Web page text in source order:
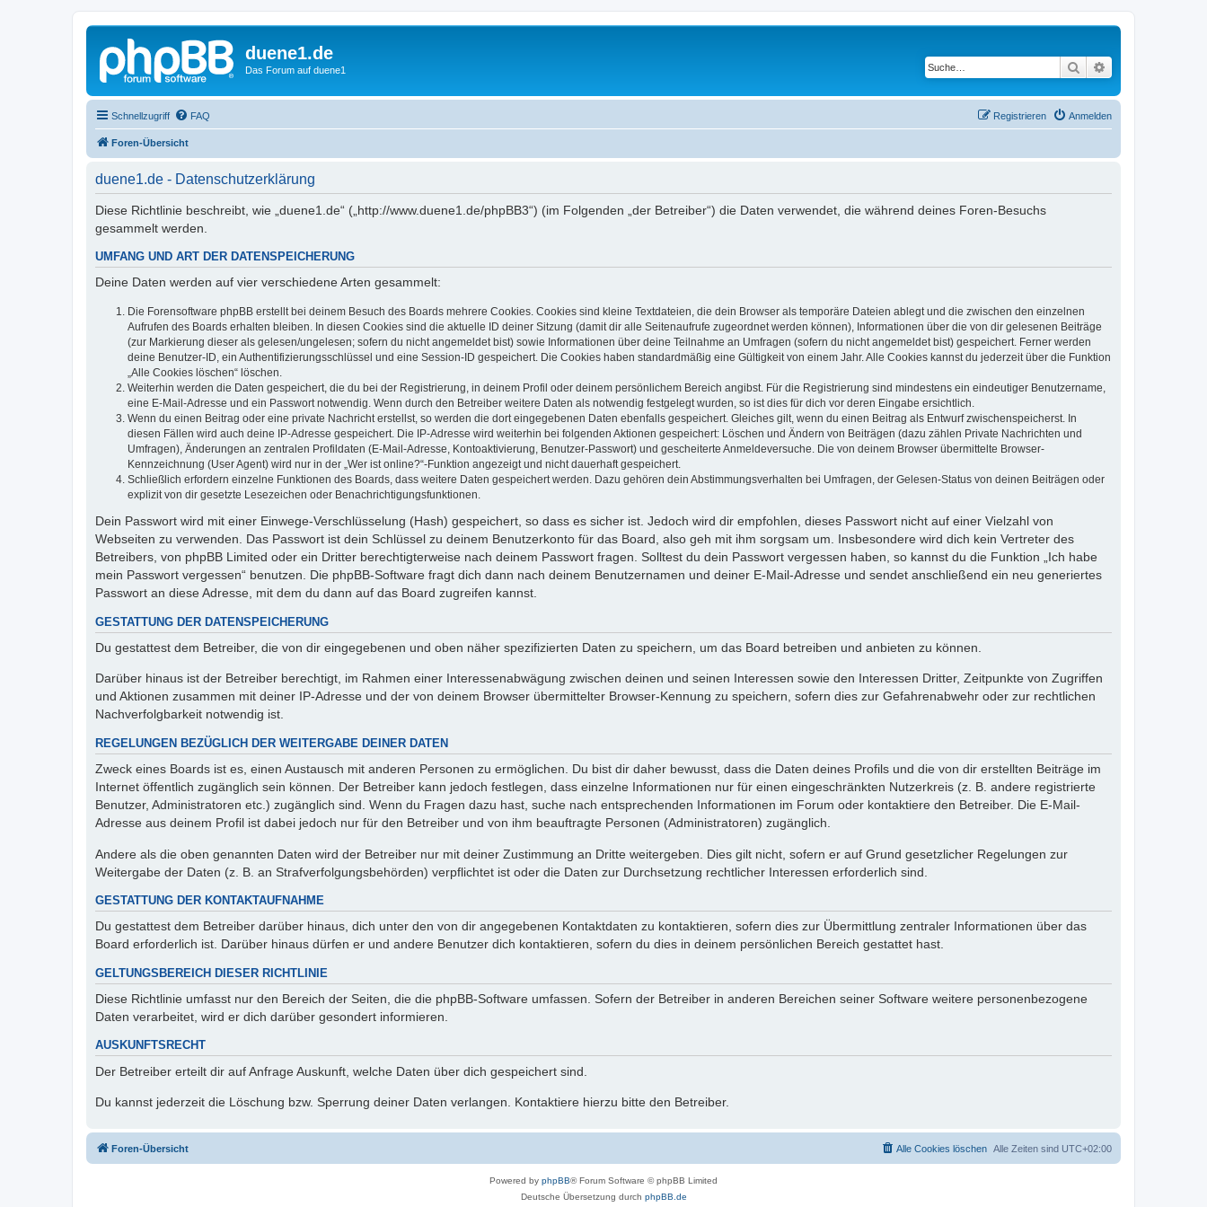
duene1.de
Das Forum auf duene1 Suche
Schnellzugriff FAQ Anmelden
Registrieren
Foren-Übersicht
duene1.de - Datenschutzerklärung
Diese Richtlinie beschreibt, wie „duene1.de“ („http://www.duene1.de/phpBB3“) (im Folgenden „der Betreiber“) die Daten verwendet, die während deines Foren-Besuchs
gesammelt werden.
UMFANG UND ART DER DATENSPEICHERUNG
Deine Daten werden auf vier verschiedene Arten gesammelt:
Die Forensoftware phpBB erstellt bei deinem Besuch des Boards mehrere Cookies. Cookies sind kleine Textdateien, die dein Browser als temporäre Dateien ablegt und die zwischen den einzelnen
Aufrufen des Boards erhalten bleiben. In diesen Cookies sind die aktuelle ID deiner Sitzung (damit dir alle Seitenaufrufe zugeordnet werden können), Informationen über die von dir gelesenen Beiträge
(zur Markierung dieser als gelesen/ungelesen; sofern du nicht angemeldet bist) sowie Informationen über deine Teilnahme an Umfragen (sofern du nicht angemeldet bist) gespeichert. Ferner werden
deine Benutzer-ID, ein Authentifizierungsschlüssel und eine Session-ID gespeichert. Die Cookies haben standardmäßig eine Gültigkeit von einem Jahr. Alle Cookies kannst du jederzeit über die Funktion
„Alle Cookies löschen“ löschen.
Weiterhin werden die Daten gespeichert, die du bei der Registrierung, in deinem Profil oder deinem persönlichem Bereich angibst. Für die Registrierung sind mindestens ein eindeutiger Benutzername,
eine E-Mail-Adresse und ein Passwort notwendig. Wenn durch den Betreiber weitere Daten als notwendig festgelegt wurden, so ist dies für dich vor deren Eingabe ersichtlich.
Wenn du einen Beitrag oder eine private Nachricht erstellst, so werden die dort eingegebenen Daten ebenfalls gespeichert. Gleiches gilt, wenn du einen Beitrag als Entwurf zwischenspeicherst. In
diesen Fällen wird auch deine IP-Adresse gespeichert. Die IP-Adresse wird weiterhin bei folgenden Aktionen gespeichert: Löschen und Ändern von Beiträgen (dazu zählen Private Nachrichten und
Umfragen), Änderungen an zentralen Profildaten (E-Mail-Adresse, Kontoaktivierung, Benutzer-Passwort) und gescheiterte Anmeldeversuche. Die von deinem Browser übermittelte Browser-
Kennzeichnung (User Agent) wird nur in der „Wer ist online?“-Funktion angezeigt und nicht dauerhaft gespeichert.
Schließlich erfordern einzelne Funktionen des Boards, dass weitere Daten gespeichert werden. Dazu gehören dein Abstimmungsverhalten bei Umfragen, der Gelesen-Status von deinen Beiträgen oder
explizit von dir gesetzte Lesezeichen oder Benachrichtigungsfunktionen.
Dein Passwort wird mit einer Einwege-Verschlüsselung (Hash) gespeichert, so dass es sicher ist. Jedoch wird dir empfohlen, dieses Passwort nicht auf einer Vielzahl von
Webseiten zu verwenden. Das Passwort ist dein Schlüssel zu deinem Benutzerkonto für das Board, also geh mit ihm sorgsam um. Insbesondere wird dich kein Vertreter des
Betreibers, von phpBB Limited oder ein Dritter berechtigterweise nach deinem Passwort fragen. Solltest du dein Passwort vergessen haben, so kannst du die Funktion „Ich habe
mein Passwort vergessen“ benutzen. Die phpBB-Software fragt dich dann nach deinem Benutzernamen und deiner E-Mail-Adresse und sendet anschließend ein neu generiertes
Passwort an diese Adresse, mit dem du dann auf das Board zugreifen kannst.
GESTATTUNG DER DATENSPEICHERUNG
Du gestattest dem Betreiber, die von dir eingegebenen und oben näher spezifizierten Daten zu speichern, um das Board betreiben und anbieten zu können.
Darüber hinaus ist der Betreiber berechtigt, im Rahmen einer Interessenabwägung zwischen deinen und seinen Interessen sowie den Interessen Dritter, Zeitpunkte von Zugriffen
und Aktionen zusammen mit deiner IP-Adresse und der von deinem Browser übermittelter Browser-Kennung zu speichern, sofern dies zur Gefahrenabwehr oder zur rechtlichen
Nachverfolgbarkeit notwendig ist.
REGELUNGEN BEZÜGLICH DER WEITERGABE DEINER DATEN
Zweck eines Boards ist es, einen Austausch mit anderen Personen zu ermöglichen. Du bist dir daher bewusst, dass die Daten deines Profils und die von dir erstellten Beiträge im
Internet öffentlich zugänglich sein können. Der Betreiber kann jedoch festlegen, dass einzelne Informationen nur für einen eingeschränkten Nutzerkreis (z. B. andere registrierte
Benutzer, Administratoren etc.) zugänglich sind. Wenn du Fragen dazu hast, suche nach entsprechenden Informationen im Forum oder kontaktiere den Betreiber. Die E-Mail-
Adresse aus deinem Profil ist dabei jedoch nur für den Betreiber und von ihm beauftragte Personen (Administratoren) zugänglich.
Andere als die oben genannten Daten wird der Betreiber nur mit deiner Zustimmung an Dritte weitergeben. Dies gilt nicht, sofern er auf Grund gesetzlicher Regelungen zur
Weitergabe der Daten (z. B. an Strafverfolgungsbehörden) verpflichtet ist oder die Daten zur Durchsetzung rechtlicher Interessen erforderlich sind.
GESTATTUNG DER KONTAKTAUFNAHME
Du gestattest dem Betreiber darüber hinaus, dich unter den von dir angegebenen Kontaktdaten zu kontaktieren, sofern dies zur Übermittlung zentraler Informationen über das
Board erforderlich ist. Darüber hinaus dürfen er und andere Benutzer dich kontaktieren, sofern du dies in deinem persönlichen Bereich gestattet hast.
GELTUNGSBEREICH DIESER RICHTLINIE
Diese Richtlinie umfasst nur den Bereich der Seiten, die die phpBB-Software umfassen. Sofern der Betreiber in anderen Bereichen seiner Software weitere personenbezogene
Daten verarbeitet, wird er dich darüber gesondert informieren.
AUSKUNFTSRECHT
Der Betreiber erteilt dir auf Anfrage Auskunft, welche Daten über dich gespeichert sind.
Du kannst jederzeit die Löschung bzw. Sperrung deiner Daten verlangen. Kontaktiere hierzu bitte den Betreiber.
Foren-Übersicht Alle Zeiten sind UTC+02:00
Alle Cookies löschen
Powered by phpBB® Forum Software © phpBB Limited
Deutsche Übersetzung durch phpBB.de